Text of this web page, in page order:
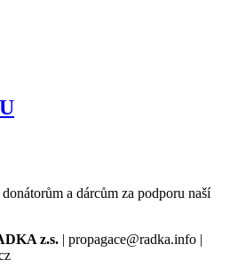
a dárcům za podporu naší
z.s. | propagace@radka.info |